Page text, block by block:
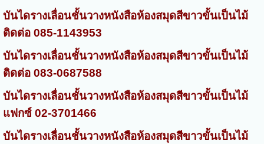
บันไดรางเลื่อนชั้นวางหนังสือห้องสมุดสีขาวขั้นเป็นไม้
ติดต่อ 085-1143953
บันไดรางเลื่อนชั้นวางหนังสือห้องสมุดสีขาวขั้นเป็นไม้
ติดต่อ 083-0687588
บันไดรางเลื่อนชั้นวางหนังสือห้องสมุดสีขาวขั้นเป็นไม้
แฟกซ์ 02-3701466
บันไดรางเลื่อนชั้นวางหนังสือห้องสมุดสีขาวขั้นเป็นไม้